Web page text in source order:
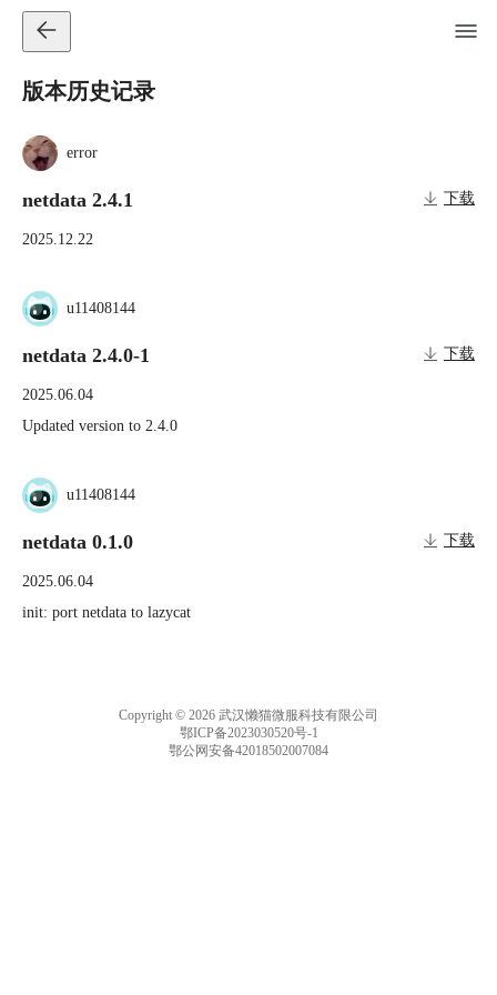
版本历史记录
error
netdata 2.4.1 下载
2025.12.22
u11408144
netdata 2.4.0-1 下载
2025.06.04
Updated version to 2.4.0
u11408144
netdata 0.1.0 下载
2025.06.04
init: port netdata to lazycat
Copyright © 2026 武汉懒猫微服科技有限公司
鄂ICP备2023030520号-1
鄂公网安备42018502007084